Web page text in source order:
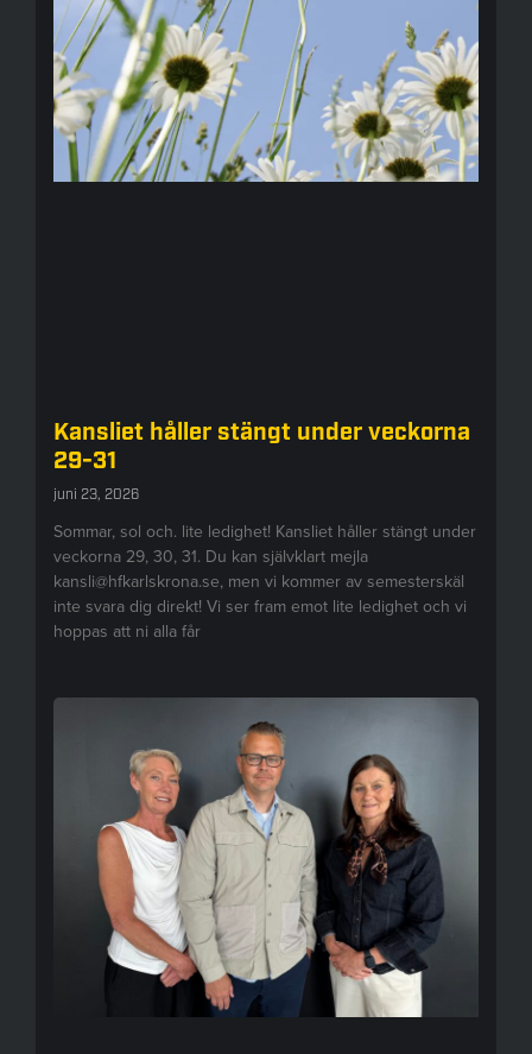
Kansliet håller stängt under veckorna
29-31
juni 23, 2026
Sommar, sol och. lite ledighet! Kansliet håller stängt under
veckorna 29, 30, 31. Du kan självklart mejla
kansli@hfkarlskrona.se, men vi kommer av semesterskäl
inte svara dig direkt! Vi ser fram emot lite ledighet och vi
hoppas att ni alla får